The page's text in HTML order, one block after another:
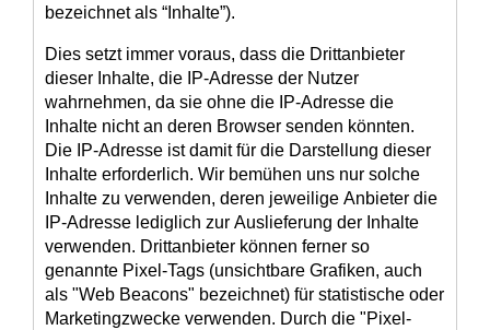
bezeichnet als “Inhalte”).
Dies setzt immer voraus, dass die Drittanbieter
dieser Inhalte, die IP-Adresse der Nutzer
wahrnehmen, da sie ohne die IP-Adresse die
Inhalte nicht an deren Browser senden könnten.
Die IP-Adresse ist damit für die Darstellung dieser
Inhalte erforderlich. Wir bemühen uns nur solche
Inhalte zu verwenden, deren jeweilige Anbieter die
IP-Adresse lediglich zur Auslieferung der Inhalte
verwenden. Drittanbieter können ferner so
genannte Pixel-Tags (unsichtbare Grafiken, auch
als "Web Beacons" bezeichnet) für statistische oder
Marketingzwecke verwenden. Durch die "Pixel-